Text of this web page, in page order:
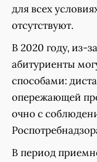
для всех
отсутствуют.
В 2020 году, из-
абитуриенты
способами:
опережающей
очно с
В период